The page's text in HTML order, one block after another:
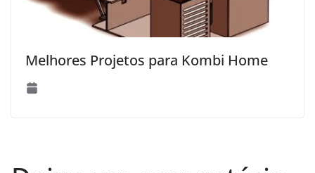
Melhores Projetos para Kombi Home